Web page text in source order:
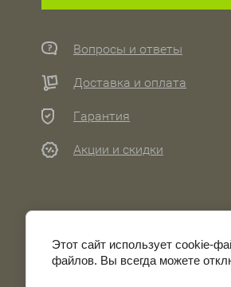
Вопросы и ответы
Доставка и оплата
Гарантия
Акции и скидки
Этот сайт использует cookie-
файлов. Вы всегда можете